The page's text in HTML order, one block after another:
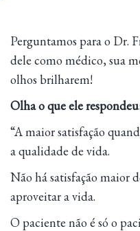
Perguntamos para o Dr.
dele como médico, sua
olhos brilharem!
Olha o que ele
“A maior satisfação
a qualidade de vida.
Não há satisfação maior
aproveitar a vida.
O paciente não é só o